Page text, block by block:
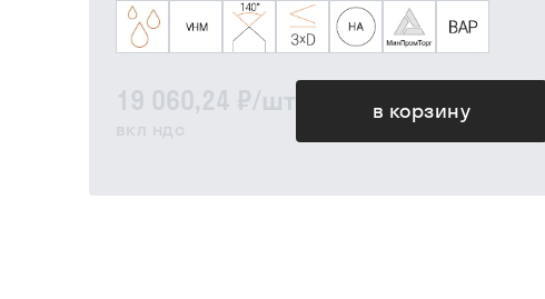
19 060,24 ₽/шт
вкл ндс
в корзину